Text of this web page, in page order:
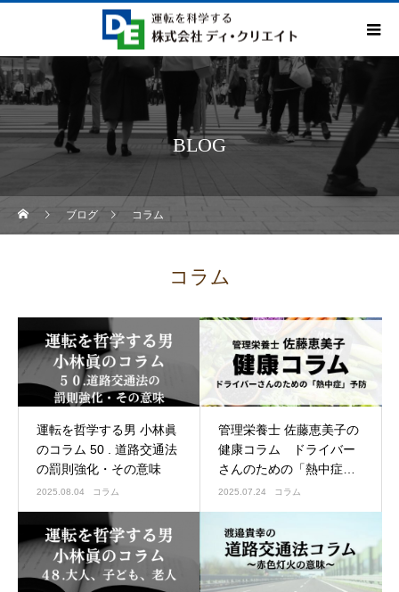
BLOG
ブログ コラム
コラム
運転を哲学する男 小林眞
のコラム 50 . 道路交通法
の罰則強化・その意味
2025.08.04 コラム
管理栄養士 佐藤恵美子の
健康コラム ドライバー
さんのための「熱中症」
予防
2025.07.24 コラム